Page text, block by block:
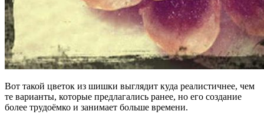
Вот такой цветок из шишки выглядит куда реалистичнее, чем
те варианты, которые предлагались ранее, но его создание
более трудоёмко и занимает больше времени.